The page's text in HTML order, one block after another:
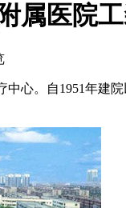
属医院
心。自1951年建